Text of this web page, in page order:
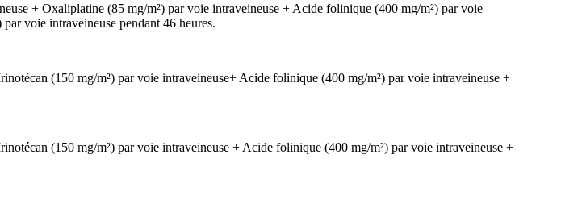
+ Oxaliplatine (85 mg/m²) par voie intraveineuse + Acide folinique (400 mg/m²) par voie
voie intraveineuse pendant 46 heures.
(150 mg/m²) par voie intraveineuse+ Acide folinique (400 mg/m²) par voie intraveineuse +
(150 mg/m²) par voie intraveineuse + Acide folinique (400 mg/m²) par voie intraveineuse +